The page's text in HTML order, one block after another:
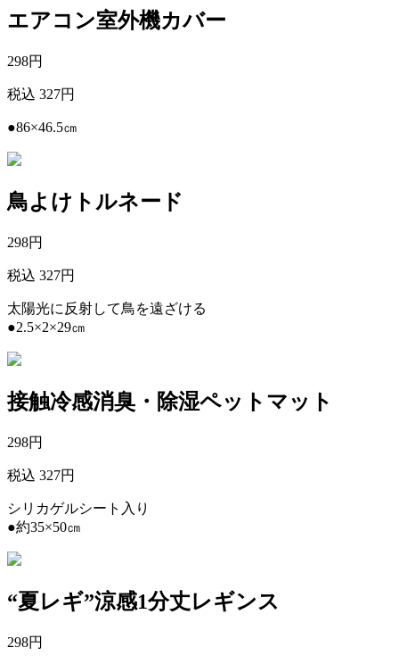
エアコン室外機カバー
298円
税込 327円
●86×46.5㎝
鳥よけトルネード
298円
税込 327円
太陽光に反射して鳥を遠ざける
●2.5×2×29㎝
接触冷感消臭・除湿ペットマット
298円
税込 327円
シリカゲルシート入り
●約35×50㎝
“夏レギ”涼感1分丈レギンス
298円